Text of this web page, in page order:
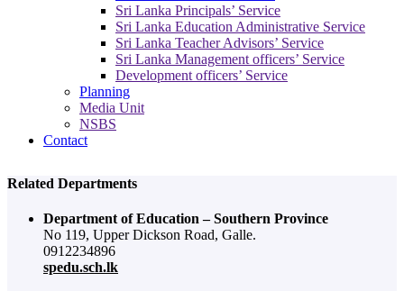
Sri Lanka Principals’ Service
Sri Lanka Education Administrative Service
Sri Lanka Teacher Advisors’ Service
Sri Lanka Management officers’ Service
Development officers’ Service
Planning
Media Unit
NSBS
Contact
Related Departments
Department of Education – Southern Province
No 119, Upper Dickson Road, Galle.
0912234896
spedu.sch.lk